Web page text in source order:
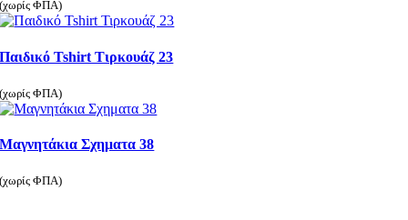
(χωρίς ΦΠΑ)
Παιδικό Tshirt Τιρκουάζ 23
(χωρίς ΦΠΑ)
Μαγνητάκια Σχηματα 38
(χωρίς ΦΠΑ)